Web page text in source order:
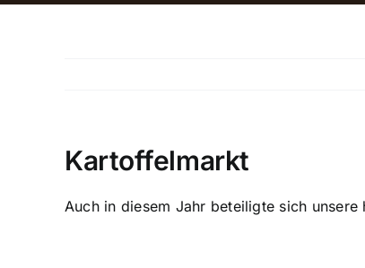
Kartoffelmarkt
Auch in diesem Jahr beteiligte sich